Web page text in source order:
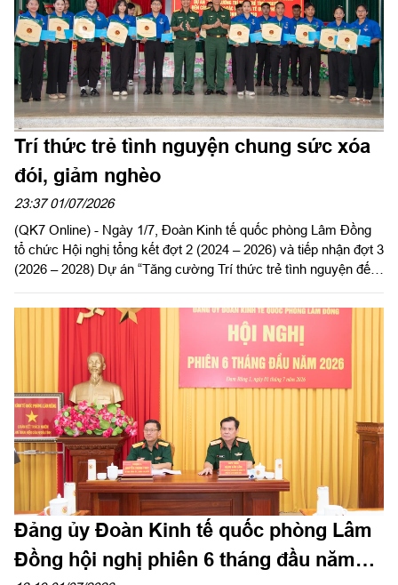
Trí thức trẻ tình nguyện chung sức xóa
đói, giảm nghèo
23:37 01/07/2026
(QK7 Online) - Ngày 1/7, Đoàn Kinh tế quốc phòng Lâm Đồng
tổ chức Hội nghị tổng kết đợt 2 (2024 – 2026) và tiếp nhận đợt 3
(2026 – 2028) Dự án “Tăng cường Trí thức trẻ tình nguyện đến
2021 - 2030”.
Đảng ủy Đoàn Kinh tế quốc phòng Lâm
Đồng hội nghị phiên 6 tháng đầu năm